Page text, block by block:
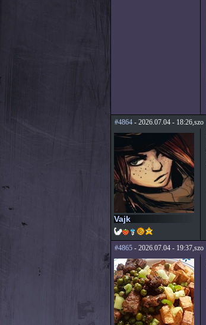
#4864- 2026.07.04 - 18:26,szo
Vajk
#4865- 2026.07.04 - 19:37,szo